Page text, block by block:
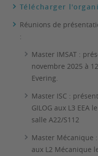
Télécharger
Réunions de
:
Master IMSAT :
novembre 2025 à
Evering.
Master ISC :
GILOG aux L3 EEA
salle A22/S112
Master Mécanique
aux L2 Mécanique